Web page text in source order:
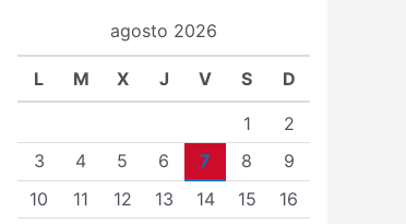
agosto 2026
L M X J V S D
1
2
3
4 5 6 7 8
9
10
11 12 13 14 15
16